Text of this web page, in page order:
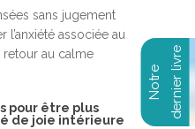
sans jugement
l’anxiété associée au
retour au calme
pour être plus
de joie intérieure